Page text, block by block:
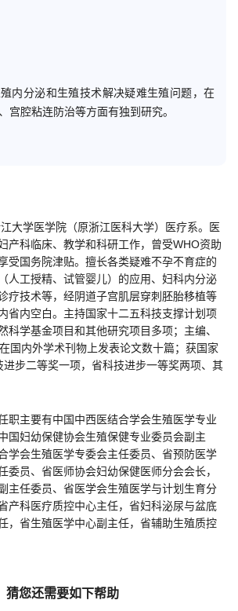
内分泌和生殖技术解决疑难生殖问题，在
宫腔粘连防治等方面有独到研究。
大学医学院（原浙江医科大学）医疗系。医
产科临床、教学和科研工作，曾受WHO资助
受国务院津贴。 擅长各类疑难不孕不育症的
人工授精、试管婴儿）的应用、妇科内分泌
疗技术等，经阴道子宫肌层穿刺胚胎移植等
省内空白。主持国家十二五科技支撑计划项
科学基金项目和其他研究项目多项；主编、
国内外学术刊物上发表论文数十篇；获国家
步二等奖一项，省科技进步一等奖两项、其
职主要有中国中西医结合学会生殖医学专业
国妇幼保健协会生殖保健专业委员会副主
学会生殖医学专委会主任委员、省预防医学
委员、省医师协会妇幼保健医师分会会长，
主任委员、省医学会生殖医学与计划生育分
产科医疗质控中心主任，省妇科泌尿与盆底
，省生殖医学中心副主任，省辅助生殖质控
猜您还需要如下帮助